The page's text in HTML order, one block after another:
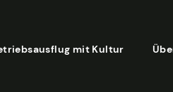
mit Kultur